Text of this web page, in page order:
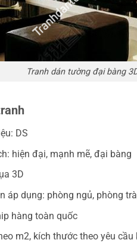
Tranh dán tường đại bàng
DS
hiện đại, mạnh mẽ, đại bàng
3D
áp dụng: phòng ngủ, phòng
hàng toàn quốc
m2, kích thước theo yêu cầu